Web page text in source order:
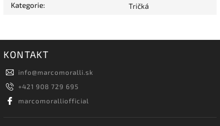
Kategorie: Tričká
KONTAKT
info@marcomoralli.sk
+421 908 729 695
marcomoralliofficial